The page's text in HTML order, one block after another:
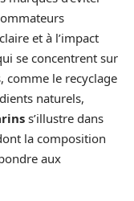
et à l’impact
se concentrent sur
comme le recyclage
naturels,
s’illustre dans
la composition
aux